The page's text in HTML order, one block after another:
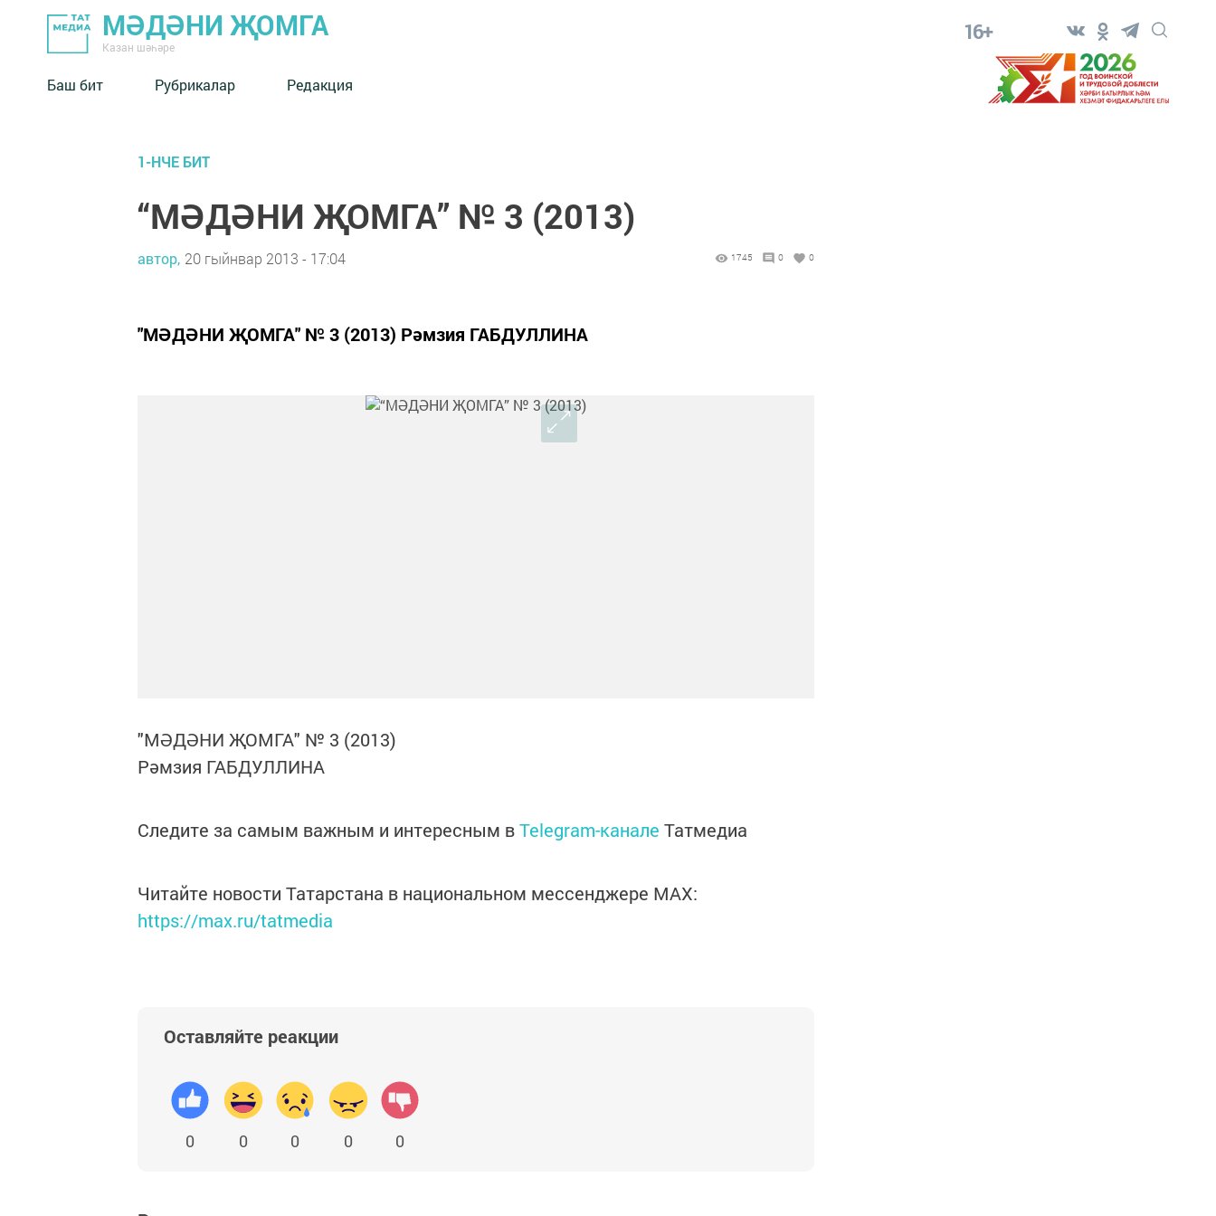
МӘДӘНИ ҖОМГА
Казан шәһәре
16+
Баш бит Рубрикалар Редакция
1-НЧЕ БИТ
“МӘДӘНИ ҖОМГА” № 3 (2013)
автор, 20 гыйнвар 2013 - 17:04 1745 0 0
"МӘДӘНИ ҖОМГА" № 3 (2013) Рәмзия ГАБДУЛЛИНА
"МӘДӘНИ ҖОМГА" № 3 (2013)
Рәмзия ГАБДУЛЛИНА
Следите за самым важным и интересным вTelegram-канале Татмедиа
Читайте новости Татарстана в национальном мессенджере MАХ:
https://max.ru/tatmedia
Оставляйте реакции
0 0 0 0 0